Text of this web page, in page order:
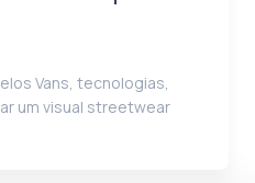
Vans, tecnologias,
um visual streetwear